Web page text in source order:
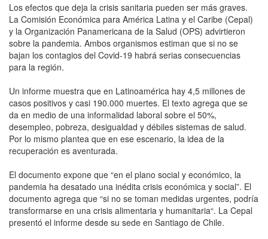
Los efectos que deja la crisis sanitaria pueden ser más graves.
La Comisión Económica para América Latina y el Caribe (Cepal)
y la Organización Panamericana de la Salud (OPS) advirtieron
sobre la pandemia. Ambos organismos estiman que si no se
bajan los contagios del Covid-19 habrá serias consecuencias
para la región.
Un informe muestra que en Latinoamérica hay 4,5 millones de
casos positivos y casi 190.000 muertes. El texto agrega que se
da en medio de una informalidad laboral sobre el 50%,
desempleo, pobreza, desigualdad y débiles sistemas de salud.
Por lo mismo plantea que en ese escenario, la idea de la
recuperación es aventurada.
El documento expone que “en el plano social y económico, la
pandemia ha desatado una inédita crisis económica y social”. El
documento agrega que “si no se toman medidas urgentes, podría
transformarse en una crisis alimentaria y humanitaria“. La Cepal
presentó el informe desde su sede en Santiago de Chile.